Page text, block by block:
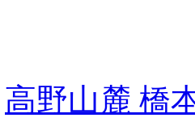
高野山麓 橋